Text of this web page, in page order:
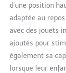
d’une position
adaptée au
avec des jouets
ajoutés pour
également sa
lorsque leur